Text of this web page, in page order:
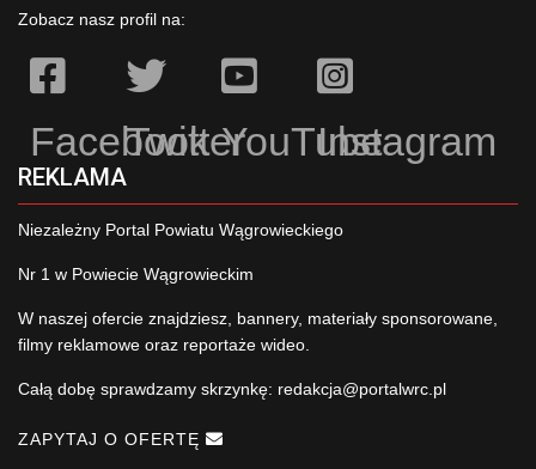
Zobacz nasz profil na:
Facebook
TwitterYouTubeInstagram
REKLAMA
Niezależny Portal Powiatu Wągrowieckiego
Nr 1 w Powiecie Wągrowieckim
W naszej ofercie znajdziesz, bannery, materiały sponsorowane,
filmy reklamowe oraz reportaże wideo.
Całą dobę sprawdzamy skrzynkę: redakcja@portalwrc.pl
ZAPYTAJ O OFERTĘ